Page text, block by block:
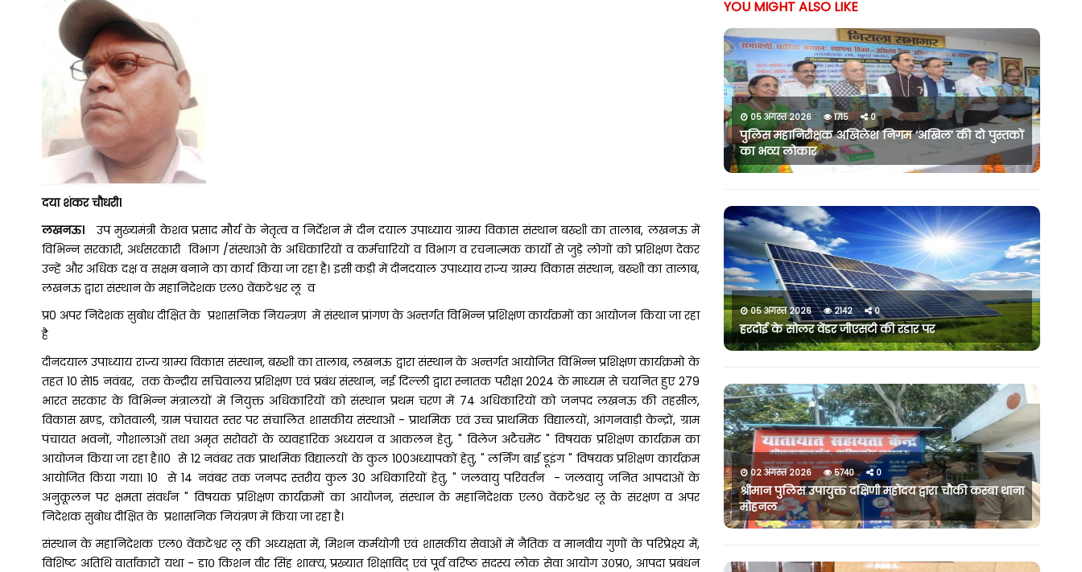
दया शंकर चौधरी।
लखनऊ। उप मुख्यमंत्री केशव प्रसाद मौर्य के नेतृत्व व निर्देशन में दीन दयाल उपाध्याय ग्राम्य विकास संस्थान बख्शी का तालाब, लखनऊ में
विभिन्न सरकारी, अर्धसरकारी विभाग /संस्थाओ के अधिकारियों व कर्मचारियों व विभाग व रचनात्मक कार्यों से जुड़े लोगों को प्रशिक्षण देकर
उन्हें और अधिक दक्ष व सक्षम बनाने का कार्य किया जा रहा है। इसी कड़ी में दीनदयाल उपाध्याय राज्य ग्राम्य विकास संस्थान, बख्शी का तालाब,
लखनऊ द्वारा संस्थान के महानिदेशक एल० वेंकटेश्वर लू व
प्र0 अपर निदेशक सुबोध दीक्षित के प्रशासनिक नियन्त्रण में संस्थान प्रांगण के अन्तर्गत विभिन्न प्रशिक्षण कार्यक्रमों का आयोजन किया जा रहा
है
दीनदयाल उपाध्याय राज्य ग्राम्य विकास संस्थान, बख्शी का तालाब, लखनऊ द्वारा संस्थान के अन्तर्गत आयोजित विभिन्न प्रशिक्षण कार्यक्रमो के
तहत 10 से15 नवंबर, तक केन्द्रीय सचिवालय प्रशिक्षण एवं प्रबंध संस्थान, नई दिल्ली द्वारा स्नातक परीक्षा 2024 के माध्यम से चयनित हुए 279
भारत सरकार के विभिन्न मंत्रालयों में नियुक्त अधिकारियों को संस्थान प्रथम चरण में 74 अधिकारियों को जनपद लखनऊ की तहसील,
विकास खण्ड, कोतवाली, ग्राम पंचायत स्तर पर संचालित शासकीय संस्थाओं - प्राथमिक एवं उच्च प्राथमिक विद्यालयों, आंगनवाड़ी केन्द्रों, ग्राम
पंचायत भवनों, गौशालाओं तथा अमृत सरोवरों के व्यवहारिक अध्ययन व आकलन हेतु, " विलेज अटैचमेंट " विषयक प्रशिक्षण कार्यक्रम का
आयोजन किया जा रहा है।10 से 12 नवंबर तक प्राथमिक विद्यालयों के कुल 100अध्यापकों हेतु, " लर्निंग बाई डूइंग " विषयक प्रशिक्षण कार्यक्रम
आयोजित किया गया। 10 से 14 नवंबर तक जनपद स्तरीय कुल 30 अधिकारियों हेतु, " जलवायु परिवर्तन - जलवायु जनित आपदाओं के
अनुकूलन पर क्षमता संवर्धन " विषयक प्रशिक्षण कार्यक्रमों का आयोजन, संस्थान के महानिदेशक एल० वेंकटेश्वर लू के संरक्षण व अपर
निदेशक सुबोध दीक्षित के प्रशासनिक नियंत्रण में किया जा रहा है।
संस्थान के महानिदेशक एल० वेंकटेश्वर लू की अध्यक्षता में, मिशन कर्मयोगी एवं शासकीय सेवाओं में नैतिक व मानवीय गुणों के परिप्रेक्ष्य में,
विशिष्ट अतिथि वार्ताकारों यथा - डा० किशन वीर सिंह शाक्य, प्रख्यात शिक्षाविद् एवं पूर्व वरिष्ठ सदस्य लोक सेवा आयोग उ०प्र०, आपदा प्रबंधन
YOU MIGHT ALSO LIKE
05 अगस्त 2026 1715 0
पुलिस महानिरीक्षक अखिलेश निगम ‘अखिल’ की दो पुस्तकों
का भव्य लोकार
05 अगस्त 2026 2142 0
हरदोई के सोलर वेंडर जीएसटी की रडार पर
02 अगस्त 2026 5740 0
श्रीमान पुलिस उपायुक्त दक्षिणी महोदय द्वारा चौकी कस्बा थाना
मोहनल